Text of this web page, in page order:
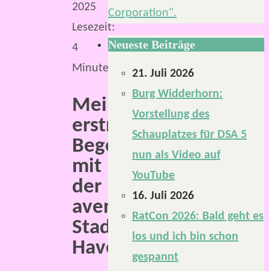
2025
Lesezeit:
4
Minuten
Meine
erstmalige
Begegnung
mit
der
aventurischen
Stadt
Havena.
Neueste Beiträge
21. Juli 2026
Burg Widderhorn:
Vorstellung des
Schauplatzes für DSA 5
nun als Video auf
YouTube
16. Juli 2026
RatCon 2026: Bald geht es
los und ich bin schon
gespannt